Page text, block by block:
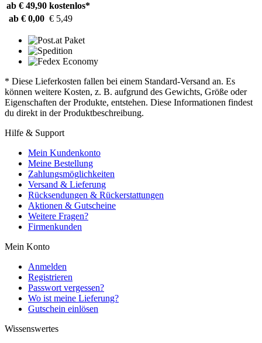
ab € 49,90 kostenlos*
ab € 0,00 € 5,49
* Diese Lieferkosten fallen bei einem Standard-Versand an. Es
können weitere Kosten, z. B. aufgrund des Gewichts, Größe oder
Eigenschaften der Produkte, entstehen. Diese Informationen findest
du direkt in der Produktbeschreibung.
Hilfe & Support
Mein Kundenkonto
Meine Bestellung
Zahlungsmöglichkeiten
Versand & Lieferung
Rücksendungen & Rückerstattungen
Aktionen & Gutscheine
Weitere Fragen?
Firmenkunden
Mein Konto
Anmelden
Registrieren
Passwort vergessen?
Wo ist meine Lieferung?
Gutschein einlösen
Wissenswertes